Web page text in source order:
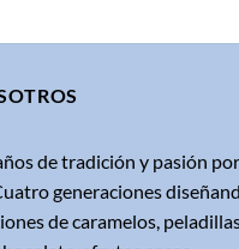
de tradición y pasión
generaciones
de caramelos,